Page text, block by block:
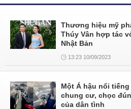
Thương hiệu mỹ
Thúy Vân hợp tác
Nhật Bản
13:23 10/09/2023
Một Á hậu nổi
chung cư, chọc
của dân tình